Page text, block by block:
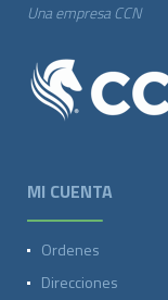
Una empresa CCN
MI CUENTA
Ordenes
Direcciones